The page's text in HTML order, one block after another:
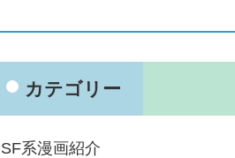
カテゴリー
SF系漫画紹介